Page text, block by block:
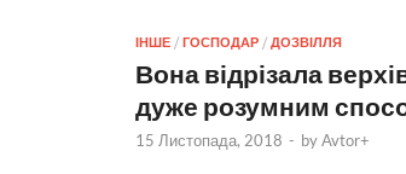
ІНШЕ / ГОСПОДАР / ДОЗВІЛЛЯ
Вона відрізала
дуже розумним
15 Листопада, 2018 - byAvtor+